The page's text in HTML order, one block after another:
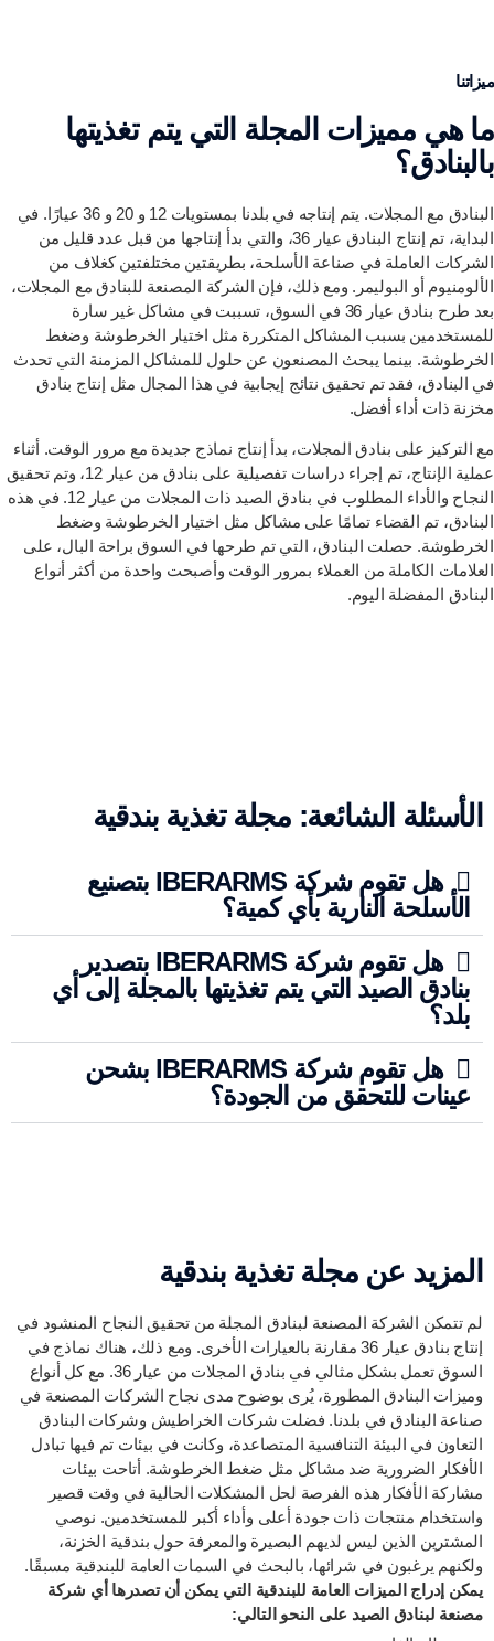
ميزاتنا
ما هي مميزات المجلة التي يتم تغذيتها
بالبنادق؟
البنادق مع المجلات. يتم إنتاجه في بلدنا بمستويات 12 و 20 و 36 عيارًا. في
البداية، تم إنتاج البنادق عيار 36، والتي بدأ إنتاجها من قبل عدد قليل من
الشركات العاملة في صناعة الأسلحة، بطريقتين مختلفتين كغلاف من
الألومنيوم أو البوليمر. ومع ذلك، فإن الشركة المصنعة للبنادق مع المجلات،
بعد طرح بنادق عيار 36 في السوق، تسببت في مشاكل غير سارة
للمستخدمين بسبب المشاكل المتكررة مثل اختيار الخرطوشة وضغط
الخرطوشة. بينما يبحث المصنعون عن حلول للمشاكل المزمنة التي تحدث
في البنادق، فقد تم تحقيق نتائج إيجابية في هذا المجال مثل إنتاج بنادق
مخزنة ذات أداء أفضل.
مع التركيز على بنادق المجلات، بدأ إنتاج نماذج جديدة مع مرور الوقت. أثناء
عملية الإنتاج، تم إجراء دراسات تفصيلية على بنادق من عيار 12، وتم تحقيق
النجاح والأداء المطلوب في بنادق الصيد ذات المجلات من عيار 12. في هذه
البنادق، تم القضاء تمامًا على مشاكل مثل اختيار الخرطوشة وضغط
الخرطوشة. حصلت البنادق، التي تم طرحها في السوق براحة البال، على
العلامات الكاملة من العملاء بمرور الوقت وأصبحت واحدة من أكثر أنواع
البنادق المفضلة اليوم.
الأسئلة الشائعة: مجلة تغذية بندقية
هل تقوم شركة IBERARMS بتصنيع
الأسلحة النارية بأي كمية؟
هل تقوم شركة IBERARMS بتصدير
بنادق الصيد التي يتم تغذيتها بالمجلة إلى أي
بلد؟
هل تقوم شركة IBERARMS بشحن
عينات للتحقق من الجودة؟
المزيد عن مجلة تغذية بندقية
لم تتمكن الشركة المصنعة لبنادق المجلة من تحقيق النجاح المنشود في
إنتاج بنادق عيار 36 مقارنة بالعيارات الأخرى. ومع ذلك، هناك نماذج في
السوق تعمل بشكل مثالي في بنادق المجلات من عيار 36. مع كل أنواع
وميزات البنادق المطورة، يُرى بوضوح مدى نجاح الشركات المصنعة في
صناعة البنادق في بلدنا. فضلت شركات الخراطيش وشركات البنادق
التعاون في البيئة التنافسية المتصاعدة، وكانت في بيئات تم فيها تبادل
الأفكار الضرورية ضد مشاكل مثل ضغط الخرطوشة. أتاحت بيئات
مشاركة الأفكار هذه الفرصة لحل المشكلات الحالية في وقت قصير
واستخدام منتجات ذات جودة أعلى وأداء أكبر للمستخدمين. نوصي
المشترين الذين ليس لديهم البصيرة والمعرفة حول بندقية الخزنة،
ولكنهم يرغبون في شرائها، بالبحث في السمات العامة للبندقية مسبقًا.
يمكن إدراج الميزات العامة للبندقية التي يمكن أن تصدرها أي شركة
مصنعة لبنادق الصيد على النحو التالي: